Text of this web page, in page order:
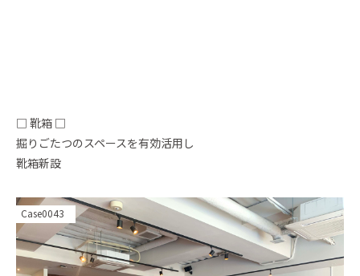
Case0043
□ 靴箱 □
掘りごたつのスペースを有効活用し
靴箱新設